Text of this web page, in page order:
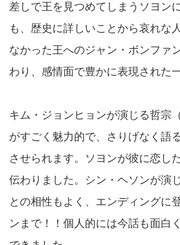
差しで王を見つめてしまうソヨン
も、歴史に詳しいことから哀れな
なかった王へのジャン・ボンファ
わり、感情面で豊かに表現された
キム・ジョンヒョンが演じる哲宗
がすごく魅力的で、さりげなく語
させられます。ソヨンが彼に恋し
伝わりました。シン・ヘソンが演
との相性もよく、エンディングに
ンまで！！個人的には今話も面白